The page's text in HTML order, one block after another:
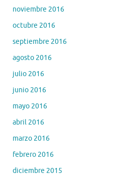
noviembre 2016
octubre 2016
septiembre 2016
agosto 2016
julio 2016
junio 2016
mayo 2016
abril 2016
marzo 2016
febrero 2016
diciembre 2015